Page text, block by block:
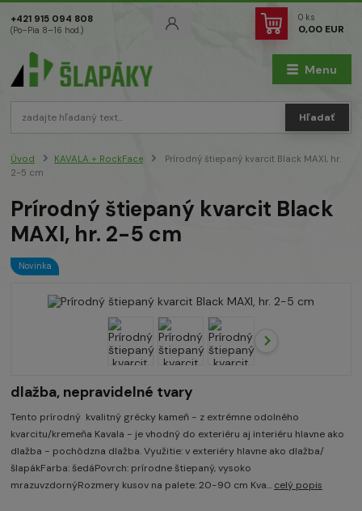
Menu
Hľadať
+421 915 094 808
(Po–Pia 8–16 hod.)
0 ks
0,00 EUR
Úvod KAVALA + RockFace
Prírodný štiepaný kvarcit Black MAXI, hr.
2-5 cm
Prírodný štiepaný kvarcit Black
MAXI, hr. 2-5 cm
Novinka
dlažba, nepravidelné tvary
Tento prírodný kvalitný grécky kameň - z extrémne odolného
kvarcitu/kremeňa Kavala - je vhodný do exteriéru aj interiéru hlavne ako
dlažba - pochôdzna dlažba. Využitie: v exteriéry hlavne ako dlažba/
šlapákFarba: šedáPovrch: prírodne štiepaný, vysoko
mrazuvzdornýRozmery kusov na palete: 20-90 cm Kva... celý popis